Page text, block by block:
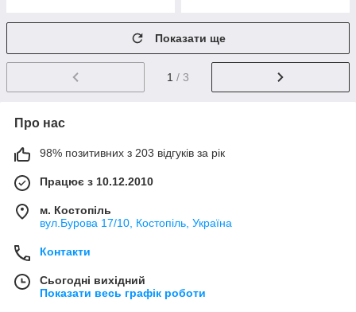
Показати ще
1 / 3
Про нас
98% позитивних з 203 відгуків за рік
Працює з 10.12.2010
м. Костопіль
вул.Бурова 17/10, Костопіль, Україна
Контакти
Сьогодні вихідний
Показати весь графік роботи